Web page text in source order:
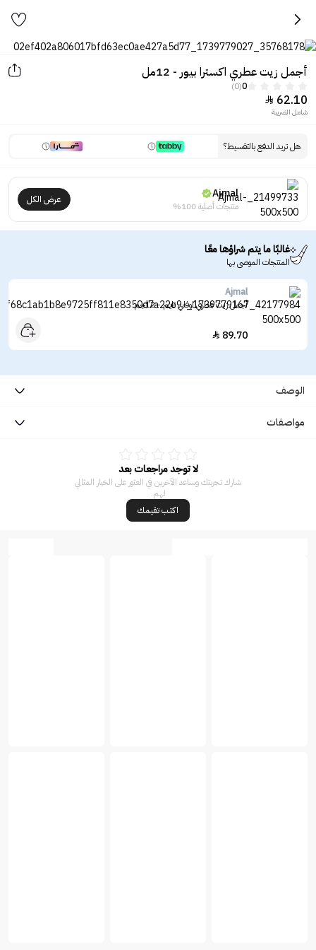
أجمل زيت عطري اكسترا بيور - 12مل
0
(0)
62.10

شامل الضريبة
هل تريد الدفع بالتقسيط؟
Ajmal
منتجات أصلية 100%
عرض الكل
غالبًا ما يتم شراؤها معًا
المنتجات الموصى بها
Ajmal
أجمل زيت عطري لوفلي تايم - 12جم
89.70

الوصف
مواصفات
لا توجد مراجعات بعد
شارك تجربتك وساعد الآخرين في العثور على الخيار المثالي
لهم.
اكتب تقيمك